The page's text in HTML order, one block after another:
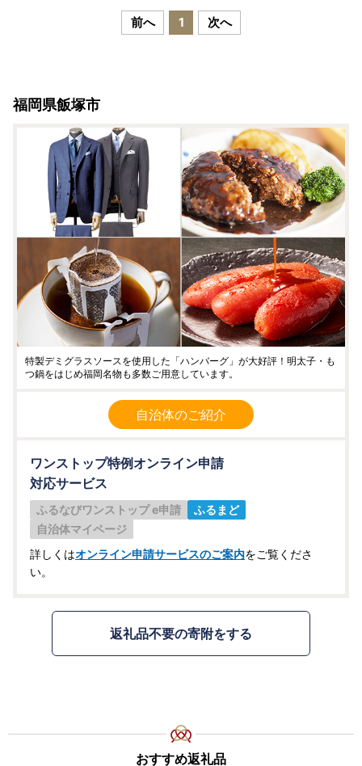
前へ 1 次へ
福岡県飯塚市
特製デミグラスソースを使用した「ハンバーグ」が大好評！明太子・も
つ鍋をはじめ福岡名物も多数ご用意しています。
自治体のご紹介
ワンストップ特例オンライン申請
対応サービス
ふるなびワンストップ e申請
ふるまど
自治体マイページ
詳しくはオンライン申請サービスのご案内をご覧くださ
い。
返礼品不要の寄附をする
おすすめ返礼品